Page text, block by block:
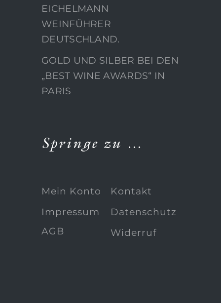
EICHELMANN
WEINFÜHRER
DEUTSCHLAND.
GOLD UND SILBER BEI DEN
„BEST WINE AWARDS“ IN
PARIS
Springe zu …
Mein Konto
Kontakt
Impressum
AGB
Datenschutz
Widerruf